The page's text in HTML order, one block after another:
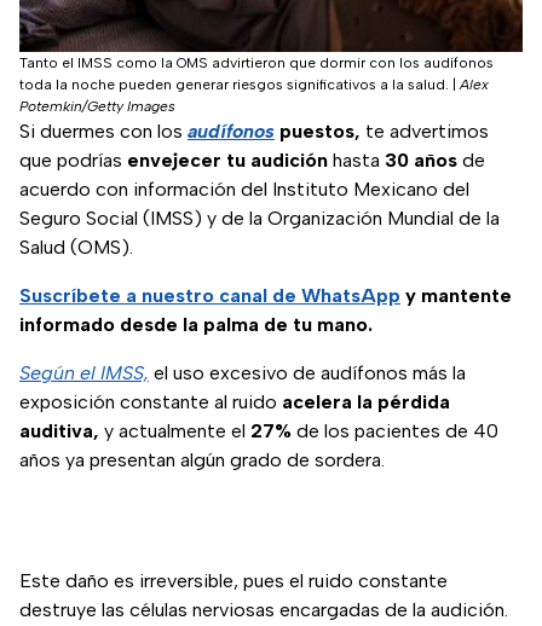
Tanto el IMSS como la OMS advirtieron que dormir con los audífonos
toda la noche pueden generar riesgos significativos a la salud. |Alex
Potemkin/Getty Images
Si duermes con los audífonos puestos, te advertimos
que podrías envejecer tu audición hasta 30 años de
acuerdo con información del Instituto Mexicano del
Seguro Social (IMSS) y de la Organización Mundial de la
Salud (OMS).
Suscríbete a nuestro canal de WhatsApp y mantente
informado desde la palma de tu mano.
Según el IMSS, el uso excesivo de audífonos más la
exposición constante al ruido acelera la pérdida
auditiva, y actualmente el 27% de los pacientes de 40
años ya presentan algún grado de sordera.
Este daño es irreversible, pues el ruido constante
destruye las células nerviosas encargadas de la audición.